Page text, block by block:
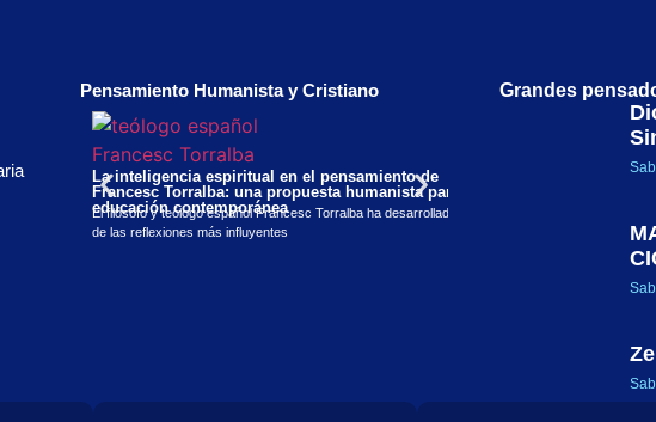
Pensamiento Humanista y Cristiano
La inteligencia espiritual en el pensamiento de
Francesc Torralba: una propuesta humanista para la
educación contemporánea
El filósofo y teólogo español Francesc Torralba ha desarrollado una
de las reflexiones más influyentes
Justicia, dignidad y
enfoque de las
Grandes